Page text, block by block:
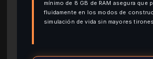
mínimo de 8 GB de RAM asegura que
fluidamente en los modos de
simulación de vida sin mayores tirones.